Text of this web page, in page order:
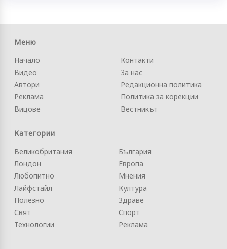
Меню
Начало
Видео
Автори
Реклама
Вицове
Контакти
За нас
Редакционна политика
Политика за корекции
Вестникът
Категории
Великобритания
Лондон
Любопитно
Лайфстайл
Полезно
Свят
Технологии
България
Европа
Мнения
Култура
Здраве
Спорт
Реклама